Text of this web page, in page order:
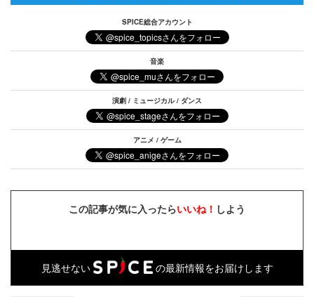
SPICE総合アカウント
音楽
演劇 / ミュージカル / ダンス
アニメ / ゲーム
この記事が気に入ったらいいね！ しよう
見逃せない の最新情報をお届けします